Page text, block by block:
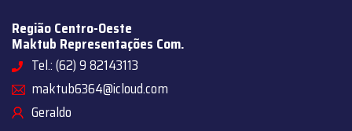
Região Centro-Oeste
Maktub Representações Com.
Tel.: (62) 9 82143113
maktub6364@icloud.com
Geraldo